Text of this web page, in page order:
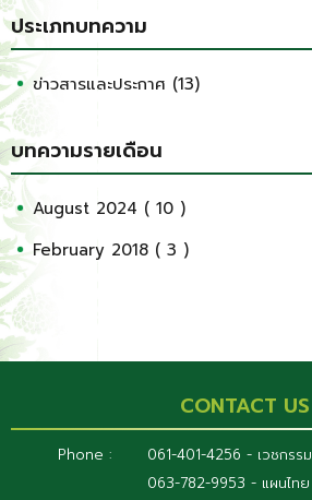
ประเภทบทความ
ข่าวสารและประกาศ (13)
บทความรายเดือน
August 2024 ( 10 )
February 2018 ( 3 )
CONTACT US
Phone :
061-401-4256 - เวชกรรม
063-782-9953 - แผนไทย